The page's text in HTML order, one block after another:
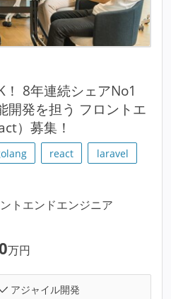
8年連続シェアNo1
開発を担う フロントエ
）募集！
react
laravel
トエンドエンジニア
万円
アジャイル開発